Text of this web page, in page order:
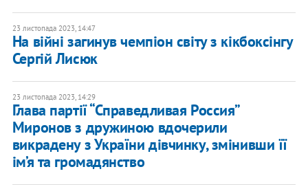
23 листопада 2023, 14:47
На війні загинув чемпіон світу з кікбоксінгу
Сергій Лисюк
23 листопада 2023, 14:29
Глава партії “Справедливая Россия”
Миронов з дружиною вдочерили
викрадену з України дівчинку, змінивши її
ім’я та громадянство